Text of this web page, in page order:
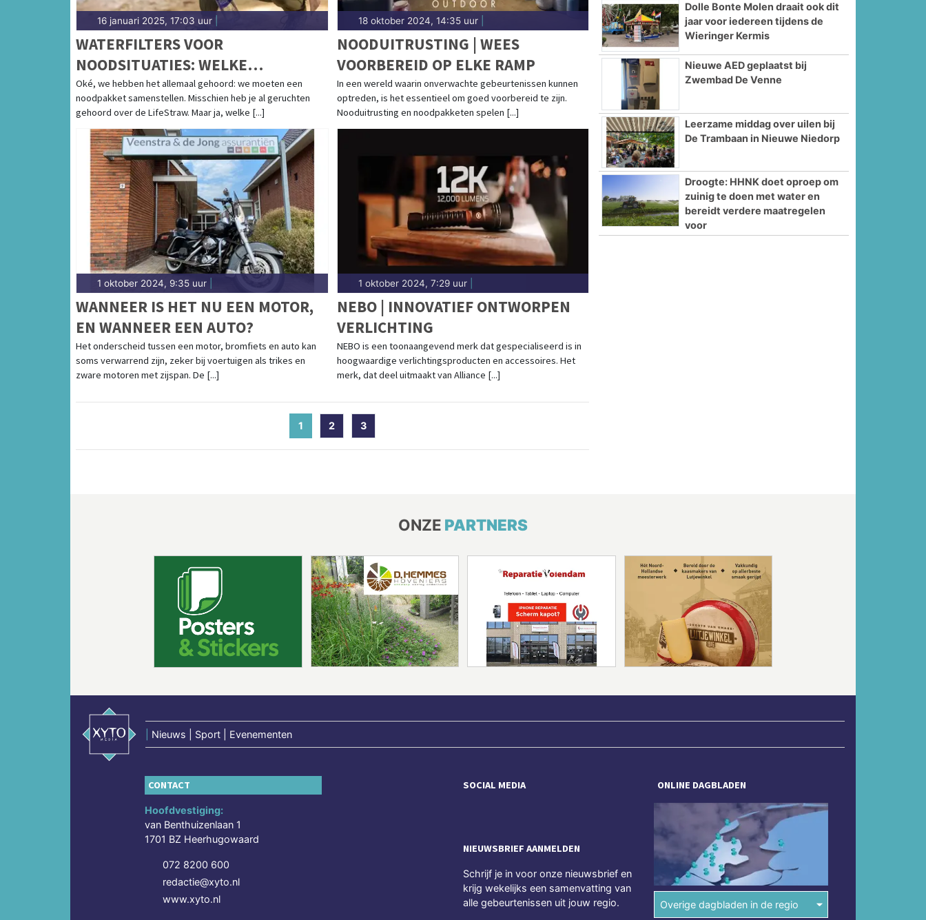
16 januari 2025, 17:03 uur
WATERFILTERS VOOR
NOODSITUATIES: WELKE
LIFESTRAW PAST BIJ JOUW
NOODPAKKET?
Oké, we hebben het allemaal gehoord: we moeten een
noodpakket samenstellen. Misschien heb je al geruchten
gehoord over de LifeStraw. Maar ja, welke [...]
18 oktober 2024, 14:35 uur|
NOODUITRUSTING | WEES
VOORBEREID OP ELKE RAMP
In een wereld waarin onverwachte gebeurtenissen kunnen
optreden, is het essentieel om goed voorbereid te zijn.
Nooduitrusting en noodpakketen spelen [...]
1 oktober 2024, 9:35 uur
WANNEER IS HET NU EEN MOTOR,
EN WANNEER EEN AUTO?
Het onderscheid tussen een motor, bromfiets en auto kan
soms verwarrend zijn, zeker bij voertuigen als trikes en
zware motoren met zijspan. De [...]
1 oktober 2024, 7:29 uur|
NEBO | INNOVATIEF ONTWORPEN
VERLICHTING
NEBO is een toonaangevend merk dat gespecialiseerd is in
hoogwaardige verlichtingsproducten en accessoires. Het
merk, dat deel uitmaakt van Alliance [...]
1 (current)
2 3
Dolle Bonte Molen draait ook dit
jaar voor iedereen tijdens de
Wieringer Kermis
Nieuwe AED geplaatst bij
Zwembad De Venne
Leerzame middag over uilen bij
De Trambaan in Nieuwe Niedorp
Droogte: HHNK doet oproep om
zuinig te doen met water en
bereidt verdere maatregelen
voor
ONZE PARTNERS
Nieuws | Sport | Evenementen
CONTACT
Hoofdvestiging:
van Benthuizenlaan 1
1701 BZ Heerhugowaard
072 8200 600
redactie@xyto.nl
www.xyto.nl
SOCIAL MEDIA
NIEUWSBRIEF AANMELDEN
Schrijf je in voor onze nieuwsbrief en
krijg wekelijks een samenvatting van
alle gebeurtenissen uit jouw regio.
ONLINE DAGBLADEN
Overige dagbladen in de regio